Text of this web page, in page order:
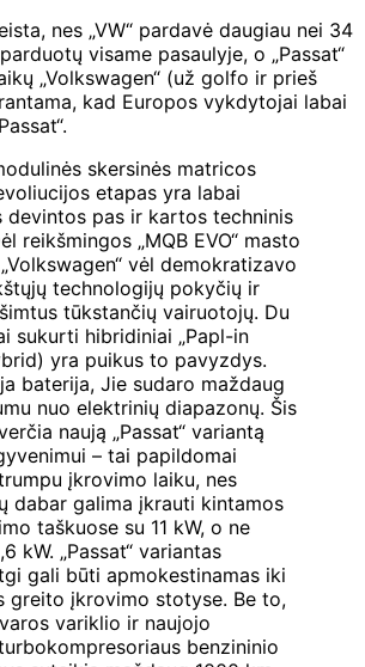
nes „VW“ pardavė daugiau nei 34
visame pasaulyje, o „Passat“
„Volkswagen“ (už golfo ir prieš
kad Europos vykdytojai labai
skersinės matricos
etapas yra labai
devintos pas ir kartos techninis
reikšmingos „MQB EVO“ masto
vėl demokratizavo
technologijų pokyčių ir
tūkstančių vairuotojų. Du
sukurti hibridiniai „Papl-in
yra puikus to pavyzdys.
baterija, Jie sudaro maždaug
nuo elektrinių diapazonų. Šis
naują „Passat“ variantą
– tai papildomai
įkrovimo laiku, nes
dabar galima įkrauti kintamos
taškuose su 11 kW, o ne
kW. „Passat“ variantas
gali būti apmokestinamas iki
greito įkrovimo stotyse. Be to,
variklio ir naujojo
benzininio